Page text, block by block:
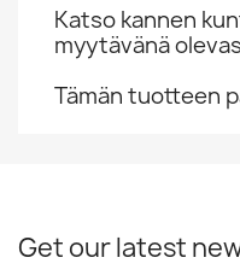
Katso kannen
myytävänä
Tämän tuotteen
Get our latest